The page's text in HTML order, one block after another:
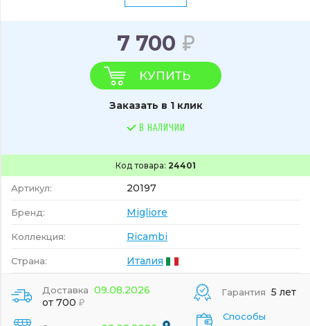
Код товара: 24401
Артикул: 20197
Бренд: Migliore
Коллекция: Ricambi
Страна: Италия
7 700
КУПИТЬ
Заказать в 1 клик
В НАЛИЧИИ
Доставка 09.08.2026
от 700
Гарантия 5 лет
Способы